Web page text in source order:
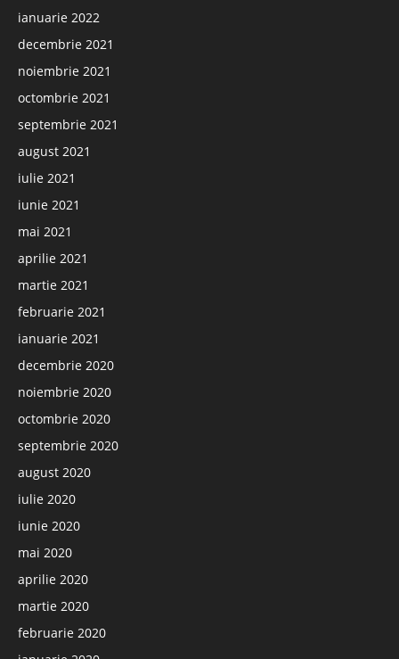
ianuarie 2022
decembrie 2021
noiembrie 2021
octombrie 2021
septembrie 2021
august 2021
iulie 2021
iunie 2021
mai 2021
aprilie 2021
martie 2021
februarie 2021
ianuarie 2021
decembrie 2020
noiembrie 2020
octombrie 2020
septembrie 2020
august 2020
iulie 2020
iunie 2020
mai 2020
aprilie 2020
martie 2020
februarie 2020